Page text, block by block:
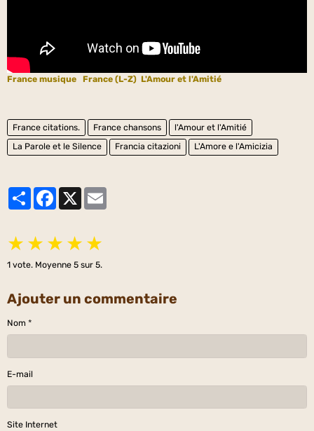
France musique France (L-Z) L'Amour et l'Amitié
France citations. France chansons
l'Amour et l'Amitié
La Parole et le Silence
Francia citazioni L'Amore e l'Amicizia
PartagerFacebook
★ ★ ★ ★ ★
1 vote. Moyenne 5 sur 5.
Ajouter un commentaire
Nom
E-mail
Site Internet